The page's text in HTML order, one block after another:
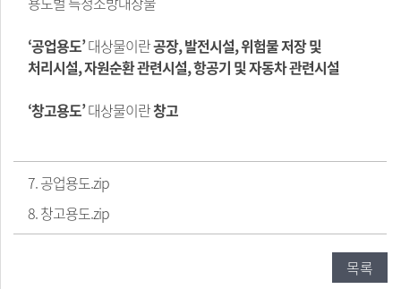
​‘공업용도’대상물이란공장, 발전시설, 위험물 저장 및
처리시설, 자원순환 관련시설, 항공기 및 자동차 관련시설
​‘창고용도’대상물이란창고
7. 공업용도.zip
8. 창고용도.zip
목록